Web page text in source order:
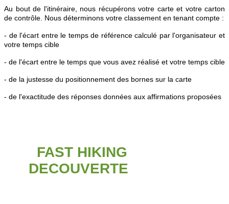
Au bout de l'itinéraire, nous récupérons votre carte et votre carton
de contrôle. Nous déterminons votre classement en tenant compte :
- de l'écart entre le temps de référence calculé par l'organisateur et
votre temps cible
- de l'écart entre le temps que vous avez réalisé et votre temps cible
- de la justesse du positionnement des bornes sur la carte
- de l'exactitude des réponses données aux affirmations proposées
FAST HIKING
DECOUVERTE